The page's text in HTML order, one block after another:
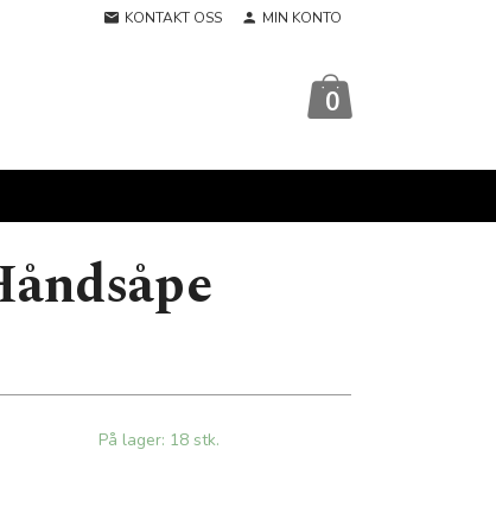
KONTAKT OSS MIN KONTO
0
På lager: 18 stk.